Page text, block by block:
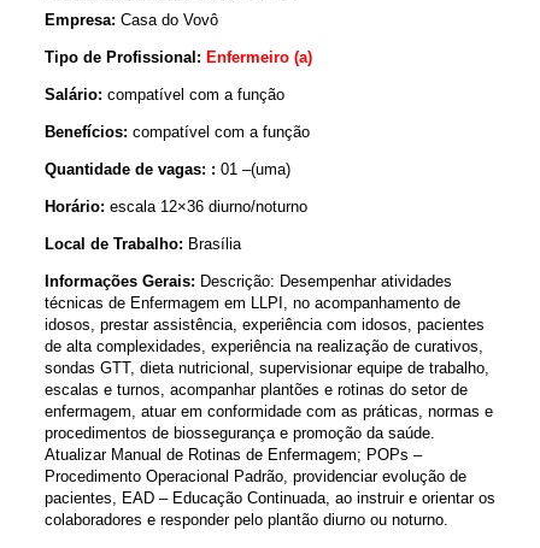
Empresa: Casa do Vovô
Tipo de Profissional: Enfermeiro (a)
Salário: compatível com a função
Benefícios: compatível com a função
Quantidade de vagas: : 01 –(uma)
Horário: escala 12×36 diurno/noturno
Local de Trabalho: Brasília
Informações Gerais: Descrição: Desempenhar atividades
técnicas de Enfermagem em LLPI, no acompanhamento de
idosos, prestar assistência, experiência com idosos, pacientes
de alta complexidades, experiência na realização de curativos,
sondas GTT, dieta nutricional, supervisionar equipe de trabalho,
escalas e turnos, acompanhar plantões e rotinas do setor de
enfermagem, atuar em conformidade com as práticas, normas e
procedimentos de biossegurança e promoção da saúde.
Atualizar Manual de Rotinas de Enfermagem; POPs –
Procedimento Operacional Padrão, providenciar evolução de
pacientes, EAD – Educação Continuada, ao instruir e orientar os
colaboradores e responder pelo plantão diurno ou noturno.